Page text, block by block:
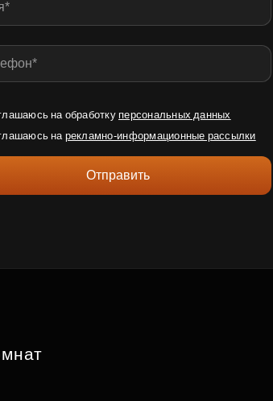
на обработку персональных данных
нарекламно-информационные рассылки
Отправить